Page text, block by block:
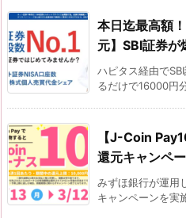
本日迄最高額
元】SBI証券が
ハピタス経由で
るだけで16000円
【J-Coin
還元キャンペ
みずほ銀行が運用
キャンペーンを実